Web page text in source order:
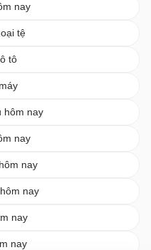
nay
tệ
tô
hôm nay
nay
nay
nay
nay
nay